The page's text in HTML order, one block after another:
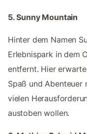
5. Sunny Mountain
Hinter dem Namen
Erlebnispark in dem
entfernt. Hier
Spaß und Abenteuer
vielen
austoben wollen.